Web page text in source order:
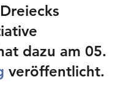
dazu am 05.
veröffentlicht.